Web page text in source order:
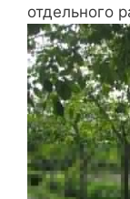
отдельного